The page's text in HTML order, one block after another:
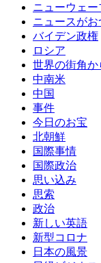
ニューウェー
ニュースがお
バイデン政権
ロシア
世界の街角か
中南米
中国
事件
今日のお宝
北朝鮮
国際事情
国際政治
思い込み
思索
政治
新しい英語
新型コロナ
日本の風景